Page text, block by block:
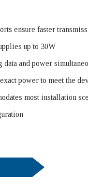
ensure faster
up to 30W
and power
power to meet the
most installation